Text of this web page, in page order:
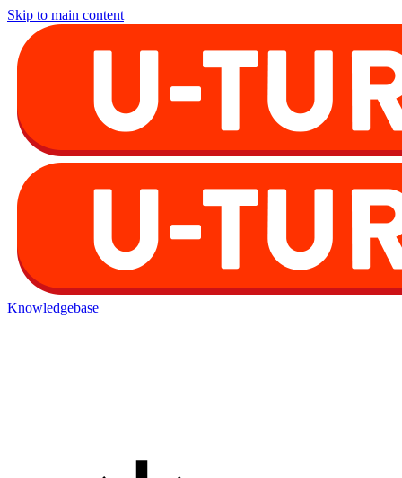
Skip to main content
Knowledgebase